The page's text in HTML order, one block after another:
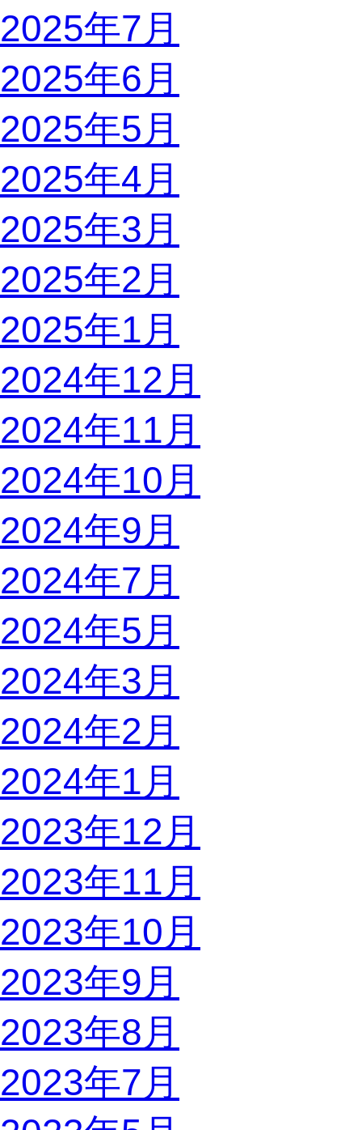
2025年7月
2025年6月
2025年5月
2025年4月
2025年3月
2025年2月
2025年1月
2024年12月
2024年11月
2024年10月
2024年9月
2024年7月
2024年5月
2024年3月
2024年2月
2024年1月
2023年12月
2023年11月
2023年10月
2023年9月
2023年8月
2023年7月